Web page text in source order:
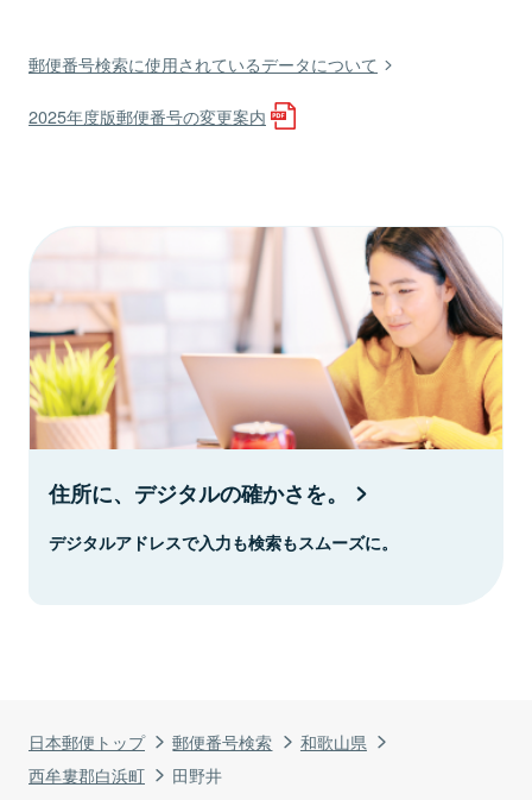
日本郵便トップ 郵便番号検索
和歌山県
西牟婁郡白浜町
田野井
郵便番号検索に使用されているデータについて
2025年度版郵便番号の変更案内
住所に、デジタルの確かさを。
デジタルアドレスで入力も検索もスムーズに。